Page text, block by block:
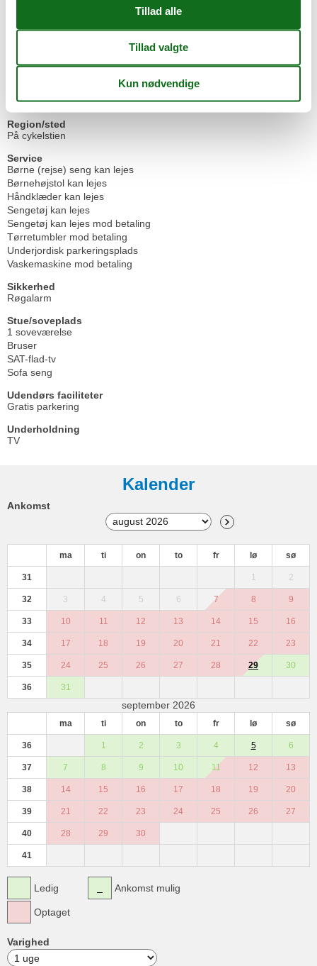
Toaster
Opholdsareal
Sofa seng
Region/sted
På cykelstien
Service
Børne (rejse) seng kan lejes
Børnehøjstol kan lejes
Håndklæder kan lejes
Sengetøj kan lejes
Sengetøj kan lejes mod betaling
Tørretumbler mod betaling
Underjordisk parkeringsplads
Vaskemaskine mod betaling
Sikkerhed
Røgalarm
Stue/soveplads
1 soveværelse
Bruser
SAT-flad-tv
Sofa seng
Udendørs faciliteter
Gratis parkering
Underholdning
TV
Kalender
Ankomst
ma ti on to fr lø sø
31 1 2
32 3 4 5 6 7 8 9
33 10 11 12 13 14 15 16
34 17 18 19 20 21 22 23
35 24 25 26 27 28 29 30
36 31
september 2026
ma ti on to fr lø sø
36 1 2 3 4 5 6
37 7 8 9 10 11 12 13
38 14 15 16 17 18 19 20
39 21 22 23 24 25 26 27
40 28 29 30
41
Ledig
Optaget
Ankomst mulig
Varighed